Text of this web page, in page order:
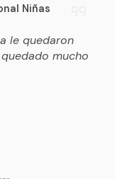
Niñas
le quedaron
mucho